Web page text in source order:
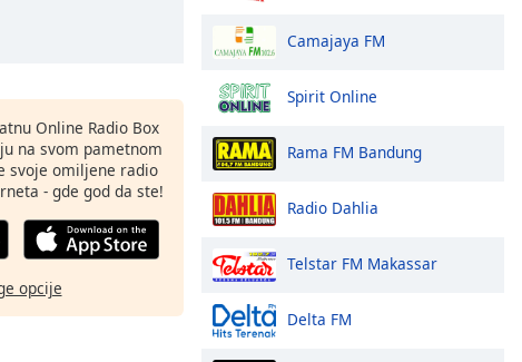
Online Radio Box
na svom pametnom
svoje omiljene radio
- gde god da ste!
opcije
Camajaya FM
Spirit Online
Rama FM Bandung
Radio Dahlia
Telstar FM Makassar
Delta FM